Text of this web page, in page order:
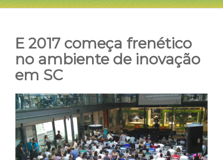
E 2017 começa frenético
no ambiente de inovação
em SC
View
Larger
Image